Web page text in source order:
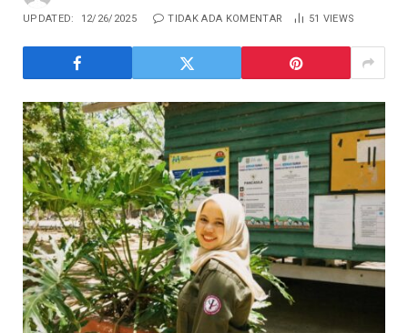
UPDATED: 12/26/2025 TIDAK ADA KOMENTAR 51 VIEWS